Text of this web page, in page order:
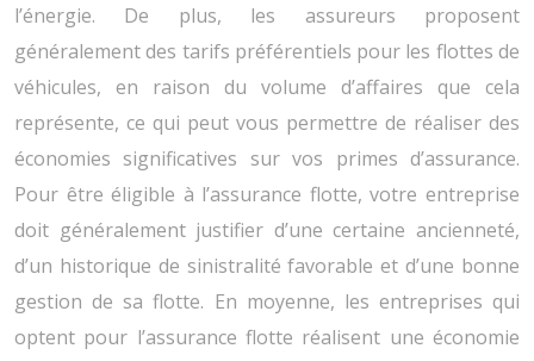
l’énergie. De plus, les assureurs proposent
généralement des tarifs préférentiels pour les flottes de
véhicules, en raison du volume d’affaires que cela
représente, ce qui peut vous permettre de réaliser des
économies significatives sur vos primes d’assurance.
Pour être éligible à l’assurance flotte, votre entreprise
doit généralement justifier d’une certaine ancienneté,
d’un historique de sinistralité favorable et d’une bonne
gestion de sa flotte. En moyenne, les entreprises qui
optent pour l’assurance flotte réalisent une économie